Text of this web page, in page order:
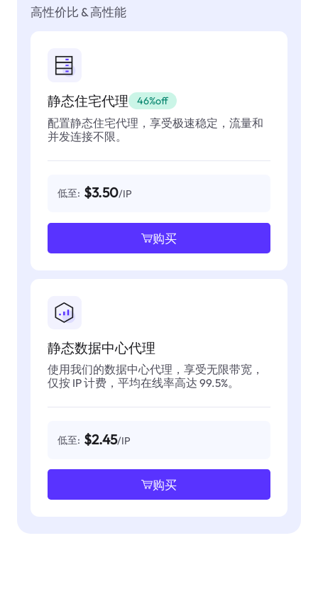
高性价比 & 高性能
静态住宅代理 46%off
配置静态住宅代理，享受极速稳定，流量和
并发连接不限。
低至: $3.50/IP
购买
静态数据中心代理
使用我们的数据中心代理，享受无限带宽，
仅按 IP 计费，平均在线率高达 99.5%。
低至: $2.45/IP
购买